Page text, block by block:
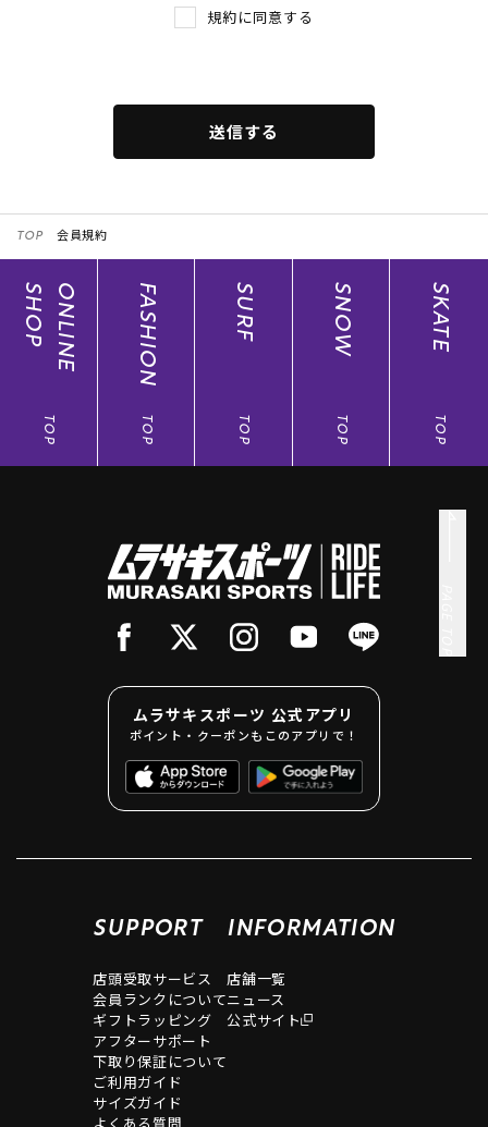
インストア会員登録画面より必要情報をご入力いただいて
行います。（※必須情報の入力がない場合、または登録内
2. 入会金・年会費は無料です。
3. 会員資格及び特典は発行された本人のみに有効で、他人
本サービスはムラサキスポーツ、THE SUNS、ムラサキスポ
ーツanother style、RIDERS FACT、SURFGARDEN、
及び、オンラインストアで共通してご利用いただけます。
但し、一部ご利用いただけない店舗がございます。本サー
ビスご利用ショップについては、当社コーポレートサイト
https://www.murasaki.co.jp/ )でご確認ください。
1. ポイント付与 （ポイント加算）
② 店舗での商品購入の際に、ご精算前に、レジにてアプリ
に表示されたバーコードをご提示ください。アプリバーコ
ードのご提示がない場合やレジ精算後のアプリ提示では、
さい。また、ポイントの後日付与はいたしかねますのでご
尚、携帯端末の不具合や通信障害によりアプリが稼働しな
い場合は、会計時、店頭にてその旨をお知らせいただくこ
とによりポイントの付与は可能です。
④ オンラインストアでのお買上ポイントは、システム処理
上、更新に一定時間を有します。あらかじめご了承くださ
ストアでは付与されるポイント数に相違が生じる場合がご
・クーポンご利用時
にご購入いただいた場合、付与ポイントを計算するための
各商品の金額は、ご購入総額を基に当社独自の計算方法
（按分計算）により算出いたします。この算出された価格
に対してポイントが付与されます。
⑥ オンラインサイトご利用時、注文時点ではポイント付
与・ランクアップの反映はされません。商品出荷時に、ご
購入金額分のポイント付与・ランクアップ反映となりま
規約に同意する
送信する
TOP 会員規約
ONLINE
SHOP
TOP
FASHION
TOP
SURF
TOP
SNOW
TOP
SKATE
TOP
ムラサキスポーツ 公式アプリ
ポイント・クーポンもこのアプリで！
SUPPORT
店頭受取サービス
会員ランクについて
ギフトラッピング
アフターサポート
下取り保証について
ご利用ガイド
サイズガイド
INFORMATION
店舗一覧
ニュース
公式サイト